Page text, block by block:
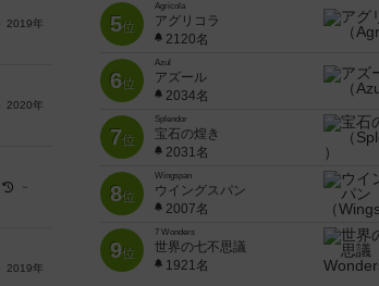
2019年
2020年
－
2019年
5位
Agricola
アグリコラ
2120名
6位
Azul
アズール
2034名
7位
Splendor
宝石の煌き
2031名
8位
Wingspan
ウイングスパン
2007名
9位
7 Wonders
世界の七不思議
1921名